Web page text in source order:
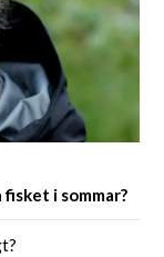
i sommar?